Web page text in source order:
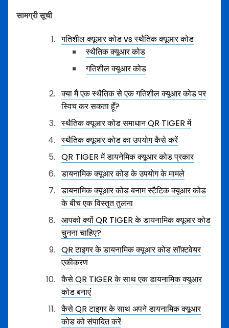
सामग्री सूची
गतिशील क्यूआर कोड vs स्थैतिक क्यूआर कोड
स्थैतिक क्यूआर कोड
गतिशील क्यूआर कोड
क्या मैं एक स्थैतिक से एक गतिशील क्यूआर कोड पर
स्विच कर सकता हूँ?
स्थैतिक क्यूआर कोड समाधान QR TIGER में
स्थैतिक क्यूआर कोड का उपयोग कैसे करें
QR TIGER में डायनेमिक क्यूआर कोड प्रकार
डायनामिक क्यूआर कोड के उपयोग के मामले
डायनामिक क्यूआर कोड बनाम स्टैटिक क्यूआर कोड
के बीच एक विस्तृत तुलना
आपको क्यों QR TIGER के डायनामिक क्यूआर कोड
चुनना चाहिए?
QR टाइगर के डायनामिक क्यूआर कोड सॉफ़्टवेयर
एकीकरण
कैसे QR TIGER के साथ एक डायनामिक क्यूआर
कोड बनाएं
कैसे QR टाइगर के साथ अपने डायनामिक क्यूआर
कोड को संपादित करें